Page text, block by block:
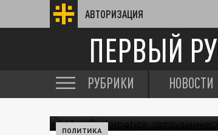
АВТОРИЗАЦИЯ
ПЕРВЫЙ
РУБРИКИ НОВОСТИ
ПОЛИТИКА